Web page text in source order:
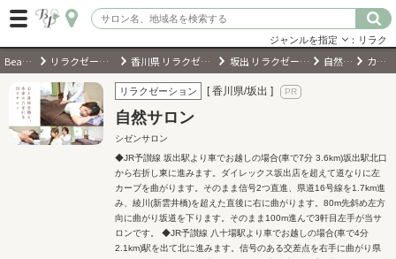
ログイン
会員登録 （無料）
ジャンルを指定 ：リラク
BeautyPark リラクゼーションサロン 香川県 リラクゼーションサロン 坂出 リラクゼーションサロン 自然サロン カタログ
リラクゼーション [ 香川県/坂出 ]
自然サロン
シゼンサロン
◆JR予讃線 坂出駅より車でお越しの場合(車で7分 3.6km)坂出駅北口
から右折し東に進みます。ダイレックス坂出店を超えて道なりに左
カーブを曲がります。そのまま信号2つ直進、県道16号線を1.7km進
み、綾川(新雲井橋)を超えた直後に右に曲がります。80m先斜め左方
向に曲がり坂道を下ります。そのまま100m進んで3軒目左手が当サ
ロンです。 ◆JR予讃線 八十場駅より車でお越しの場合(車で4分
2.1km)駅を出て北に進みます。信号のある交差点を右手に曲がり県